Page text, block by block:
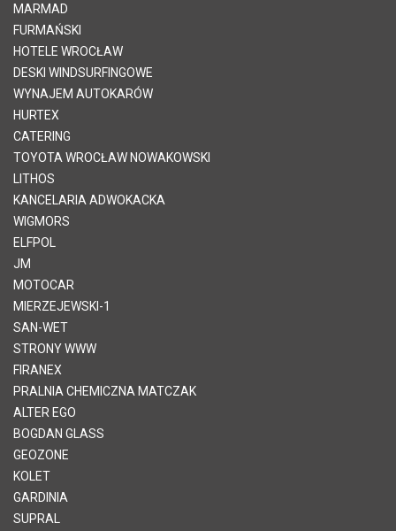
MARMAD
FURMAŃSKI
HOTELE WROCŁAW
DESKI WINDSURFINGOWE
WYNAJEM AUTOKARÓW
HURTEX
CATERING
TOYOTA WROCŁAW NOWAKOWSKI
LITHOS
KANCELARIA ADWOKACKA
WIGMORS
ELFPOL
JM
MOTOCAR
MIERZEJEWSKI-1
SAN-WET
STRONY WWW
FIRANEX
PRALNIA CHEMICZNA MATCZAK
ALTER EGO
BOGDAN GLASS
GEOZONE
KOLET
GARDINIA
SUPRAL